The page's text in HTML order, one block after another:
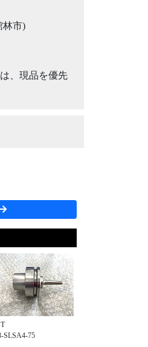
林市)
、現品を優先
SLSA4-75